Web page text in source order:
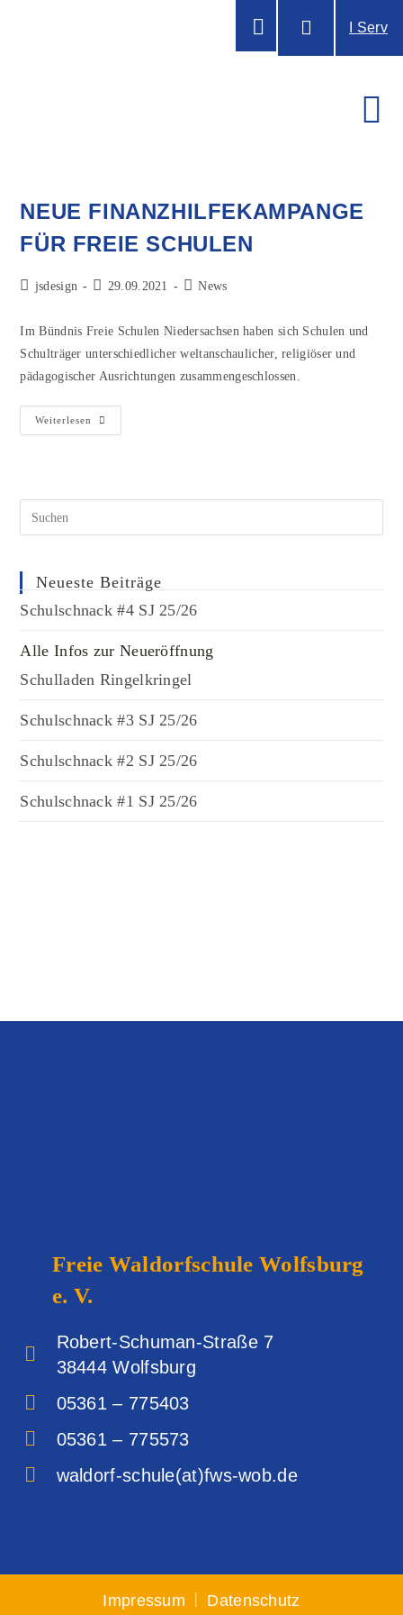
I Serv
NEUE FINANZHILFEKAMPANGE
FÜR FREIE SCHULEN
jsdesign 29.09.2021 News
Im Bündnis Freie Schulen Niedersachsen haben sich Schulen und
Schulträger unterschiedlicher weltanschaulicher, religiöser und
pädagogischer Ausrichtungen zusammengeschlossen.
Weiterlesen
Neueste Beiträge
Schulschnack #4 SJ 25/26
Alle Infos zur Neueröffnung
Schulladen Ringelkringel
Schulschnack #3 SJ 25/26
Schulschnack #2 SJ 25/26
Schulschnack #1 SJ 25/26
Freie Waldorfschule Wolfsburg
e. V.
Robert-Schuman-Straße 7
38444 Wolfsburg‎
05361 – 775403
05361 – 775573
waldorf-schule(at)fws-wob.de
Impressum | Datenschutz